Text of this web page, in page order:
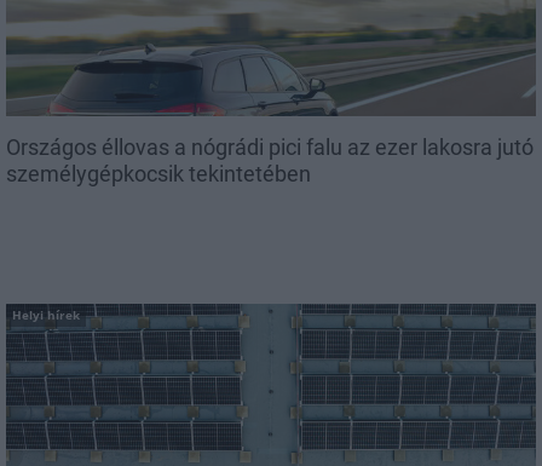
Országos éllovas a nógrádi pici falu az ezer lakosra jutó
személygépkocsik tekintetében
Helyi hírek